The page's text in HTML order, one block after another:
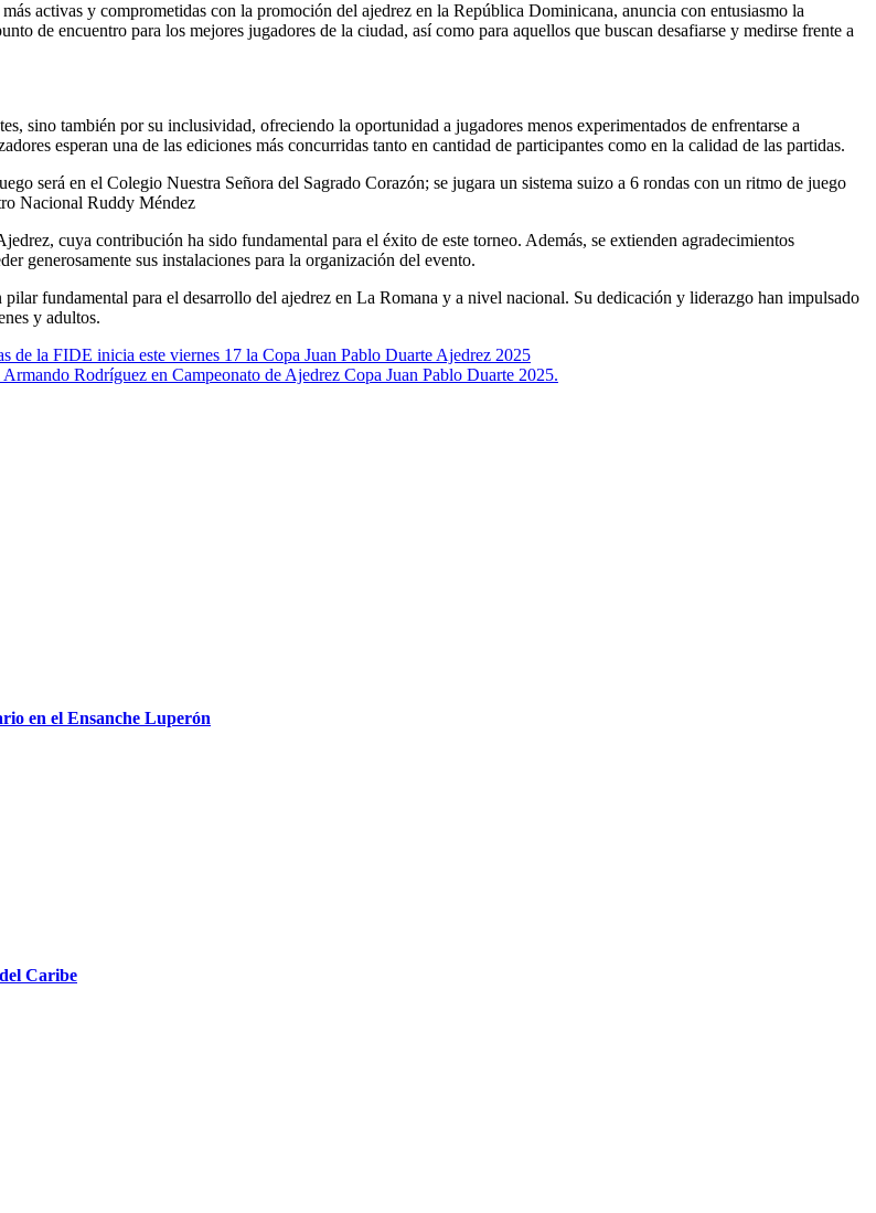
de encuentro para los mejores jugadores de la ciudad, así como para aquellos que buscan desafiarse y medirse frente a
sino también por su inclusividad, ofreciendo la oportunidad a jugadores menos experimentados de enfrentarse a
esperan una de las ediciones más concurridas tanto en cantidad de participantes como en la calidad de las partidas.
será en el Colegio Nuestra Señora del Sagrado Corazón; se jugara un sistema suizo a 6 rondas con un ritmo de juego
Nacional Ruddy Méndez
cuya contribución ha sido fundamental para el éxito de este torneo. Además, se extienden agradecimientos
generosamente sus instalaciones para la organización del evento.
fundamental para el desarrollo del ajedrez en La Romana y a nivel nacional. Su dedicación y liderazgo han impulsado
y adultos.
de la FIDE inicia este viernes 17 la Copa Juan Pablo Duarte Ajedrez 2025
Armando Rodríguez en Campeonato de Ajedrez Copa Juan Pablo Duarte 2025.
en el Ensanche Luperón
Caribe